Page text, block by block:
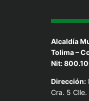
Alcaldía
Tolima –
Nit:
Dirección:
Cra. 5